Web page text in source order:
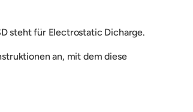
steht für Electrostatic Dicharge.
an, mit dem diese